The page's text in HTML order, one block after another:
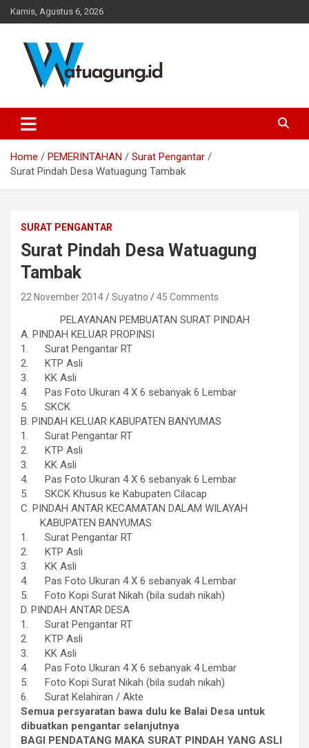
Skip
to
Kamis, Agustus 6, 2026
Watuagung.ID
Banyumas, Jawa Tengah
Home PEMERINTAHAN
Surat Pengantar
Surat Pindah Desa Watuagung Tambak
SURAT PENGANTAR
Surat Pindah Desa Watuagung
Tambak
22 November 2014 Suyatno 45 Comments
PELAYANAN PEMBUATAN SURAT PINDAH
A. PINDAH KELUAR PROPINSI
1.
Surat Pengantar RT
2.
KTP Asli
3.
KK Asli
4.
Pas Foto Ukuran 4 X 6 sebanyak 6 Lembar
5.
SKCK
B. PINDAH KELUAR KABUPATEN BANYUMAS
1.
Surat Pengantar RT
2.
KTP Asli
3.
KK Asli
4.
Pas Foto Ukuran 4 X 6 sebanyak 6 Lembar
5.
SKCK Khusus ke Kabupaten Cilacap
C. PINDAH ANTAR KECAMATAN DALAM WILAYAH
KABUPATEN BANYUMAS
1.
Surat Pengantar RT
2.
KTP Asli
3.
KK Asli
4.
Pas Foto Ukuran 4 X 6 sebanyak 4 Lembar
5.
Foto Kopi Surat Nikah (bila sudah nikah)
D. PINDAH ANTAR DESA
1.
Surat Pengantar RT
2.
KTP Asli
3.
KK Asli
4.
Pas Foto Ukuran 4 X 6 sebanyak 4 Lembar
5.
Foto Kopi Surat Nikah (bila sudah nikah)
6.
Surat Kelahiran / Akte
Semua persyaratan bawa dulu ke Balai Desa untuk
dibuatkan pengantar selanjutnya
BAGI PENDATANG MAKA SURAT PINDAH YANG ASLI